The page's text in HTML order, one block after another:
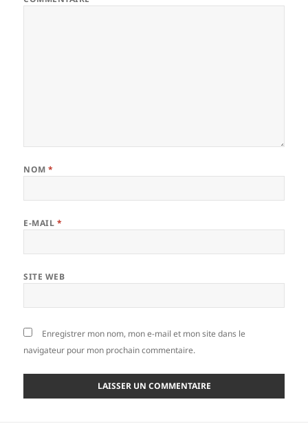
NOM*
E-MAIL *
SITE WEB
Enregistrer mon nom, mon e-mail et mon site dans le
navigateur pour mon prochain commentaire.